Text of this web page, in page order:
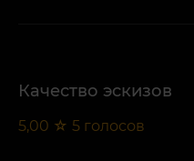
Качество эскизов
5,00 ☆ 5 голосов